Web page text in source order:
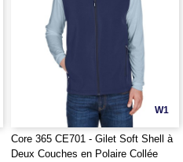
W1
Core 365 CE701 - Gilet Soft Shell à
Deux Couches en Polaire Collée